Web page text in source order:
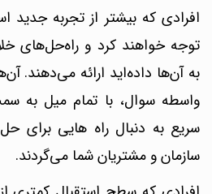
افرادی که بیشتر از تجربه جدید
توجه خواهند کرد و راه‌حل‌های
به آن‌ها داده‌اید ارائه می‌دهند.
واسطه سوال، با تمام میل به
سریع به دنبال راه هایی برای
سازمان و مشتریان شما می‌گردند.